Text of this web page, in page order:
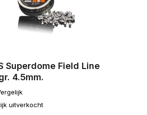
Superdome Field Line
4.5mm.
uitverkocht